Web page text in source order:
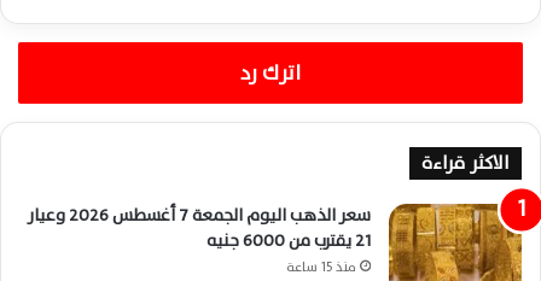
اترك رد
الاكثر قراءة
سعر الذهب اليوم الجمعة 7 أغسطس 2026 وعيار
21 يقترب من 6000 جنيه
منذ 15 ساعة